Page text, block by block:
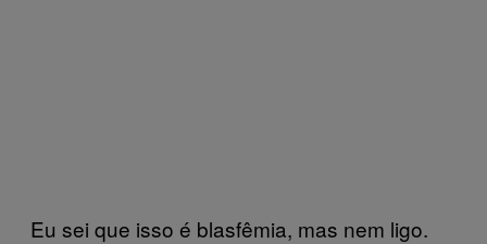
Eu sei que isso é blasfêmia, mas nem ligo.